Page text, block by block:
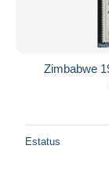
Zimbabwe
Estatus